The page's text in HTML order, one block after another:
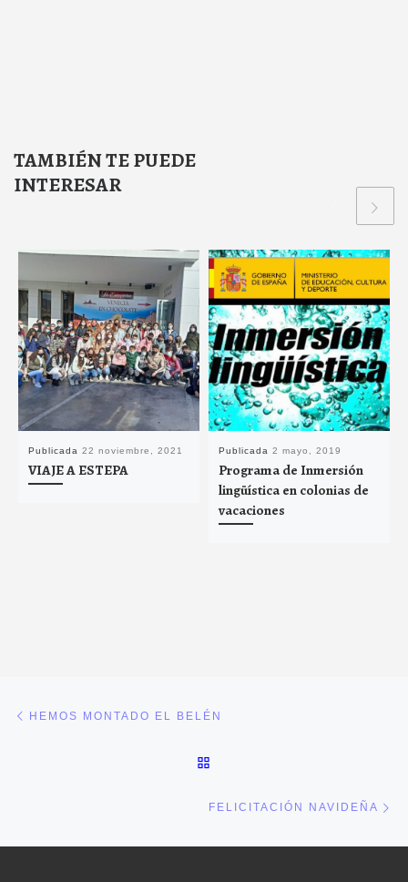
TAMBIÉN TE PUEDE
INTERESAR
Publicada 22 noviembre, 2021
VIAJE A ESTEPA
Publicada 2 mayo, 2019
Programa de Inmersión
lingüística en colonias de
vacaciones
Navegación de entradas
HEMOS MONTADO EL BELÉN
FELICITACIÓN NAVIDEÑA